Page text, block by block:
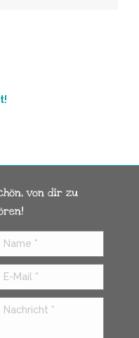
von dir zu
*
Mail *
*